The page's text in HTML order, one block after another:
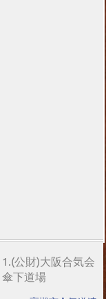
1.(公財)大阪合気会
傘下道場